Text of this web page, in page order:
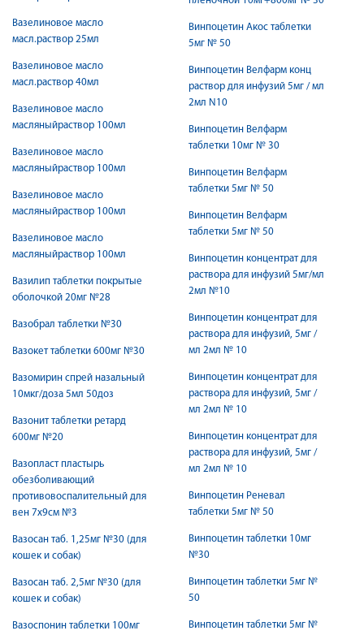
Вазелиновое масло
масл.раствор 25мл
Вазелиновое масло
масл.раствор 40мл
Вазелиновое масло
масляныйраствор 100мл
Вазелиновое масло
масляныйраствор 100мл
Вазелиновое масло
масляныйраствор 100мл
Вазелиновое масло
масляныйраствор 100мл
Вазилип таблетки покрытые
оболочкой 20мг №28
Вазобрал таблетки №30
Вазокет таблетки 600мг №30
Вазомирин спрей назальный
10мкг/доза 5мл 50доз
Вазонит таблетки ретард
600мг №20
Вазопласт пластырь
обезболивающий
противовоспалительный для
вен 7x9см №3
Вазосан таб. 1,25мг №30 (для
кошек и собак)
Вазосан таб. 2,5мг №30 (для
кошек и собак)
Вазоспонин таблетки 100мг
Винпоцетин Акос таблетки
5мг № 50
Винпоцетин Велфарм конц
раствор для инфузий 5мг / мл
2мл N10
Винпоцетин Велфарм
таблетки 10мг № 30
Винпоцетин Велфарм
таблетки 5мг № 50
Винпоцетин Велфарм
таблетки 5мг № 50
Винпоцетин концентрат для
раствора для инфузий 5мг/мл
2мл №10
Винпоцетин концентрат для
раствора для инфузий, 5мг /
мл 2мл № 10
Винпоцетин концентрат для
раствора для инфузий, 5мг /
мл 2мл № 10
Винпоцетин концентрат для
раствора для инфузий, 5мг /
мл 2мл № 10
Винпоцетин Реневал
таблетки 5мг № 50
Винпоцетин таблетки 10мг
№30
Винпоцетин таблетки 5мг №
50
Винпоцетин таблетки 5мг №